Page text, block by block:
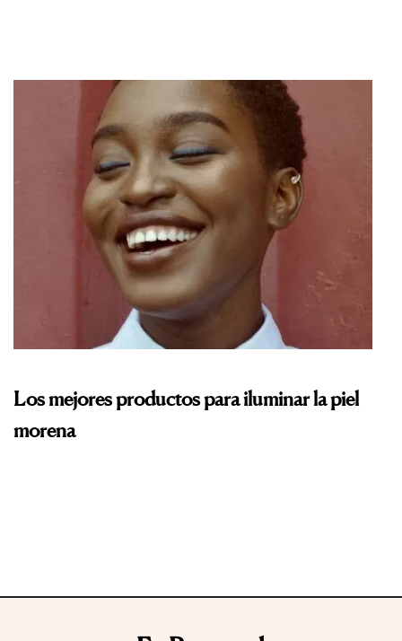
Los mejores productos para iluminar la piel
morena